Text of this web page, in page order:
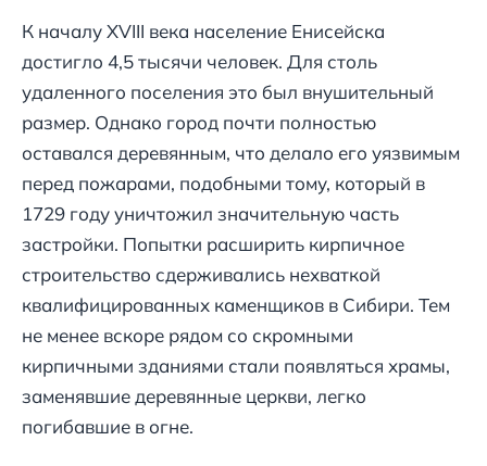
К началу XVIII века население Енисейска
достигло 4,5 тысячи человек. Для столь
удаленного поселения это был внушительный
размер. Однако город почти полностью
оставался деревянным, что делало его уязвимым
перед пожарами, подобными тому, который в
1729 году уничтожил значительную часть
застройки. Попытки расширить кирпичное
строительство сдерживались нехваткой
квалифицированных каменщиков в Сибири. Тем
не менее вскоре рядом со скромными
кирпичными зданиями стали появляться храмы,
заменявшие деревянные церкви, легко
погибавшие в огне.